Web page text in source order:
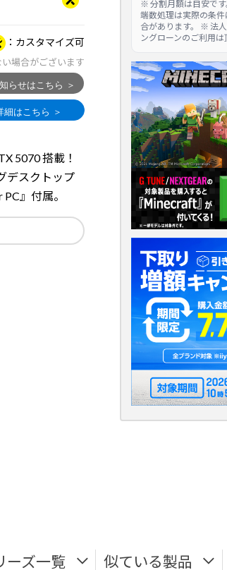
カスタマイズ可
場合がございます
5070 搭載！
デスクトップ
』付属。
※ 分割月額は目安です
端数処理は実際の条
合があります。 ※ 法
ングローンのご利用は
ーズ一覧 似ている製品